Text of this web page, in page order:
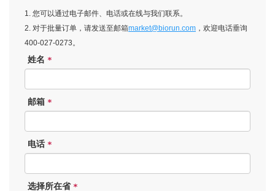
1. 您可以通过电子邮件、电话或在线与我们联系。
2. 对于批量订单，请发送至邮箱market@biorun.com ，欢迎电话垂询
400-027-0273。
姓名 *
邮箱 *
电话 *
选择所在省 *